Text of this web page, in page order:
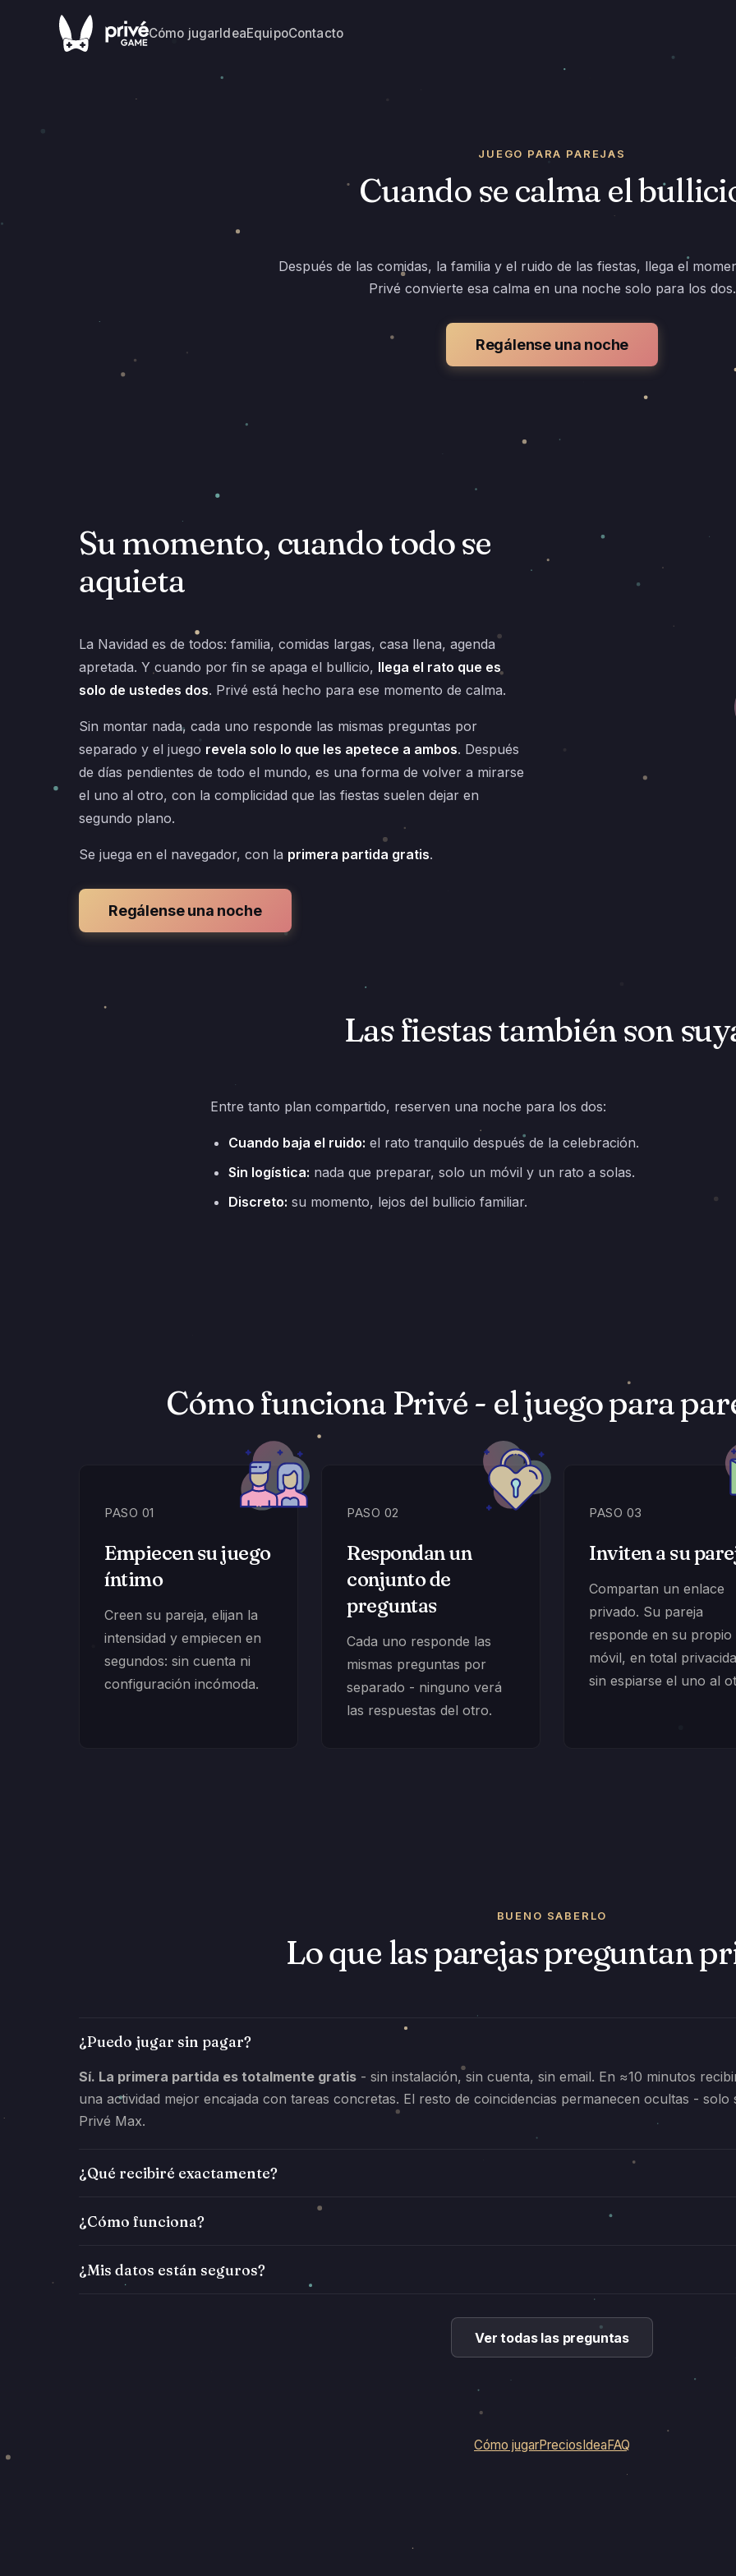
Cómo jugarIdeaEquipoContacto
JUEGO PARA PAREJAS
Cuando se calma el
Después de las comidas, la familia y el ruido de las fiestas, llega el
Privé convierte esa calma en una noche solo para los dos.
Regálense una noche
Su momento, cuando todo se
aquieta
La Navidad es de todos: familia, comidas largas, casa llena, agenda
apretada. Y cuando por fin se apaga el bullicio, llega el rato que es
solo de ustedes dos. Privé está hecho para ese momento de calma.
Sin montar nada, cada uno responde las mismas preguntas por
separado y el juego revela solo lo que les apetece a ambos. Después
de días pendientes de todo el mundo, es una forma de volver a mirarse
el uno al otro, con la complicidad que las fiestas suelen dejar en
segundo plano.
Se juega en el navegador, con la primera partida gratis.
Regálense una noche
Las fiestas también son
Entre tanto plan compartido, reserven una noche para los dos:
Cuando baja el ruido: el rato tranquilo después de la celebración.
Sin logística: nada que preparar, solo un móvil y un rato a solas.
Discreto: su momento, lejos del bullicio familiar.
Cómo funciona Privé - el juego para
PASO 01
Empiecen su juego
íntimo
Creen su pareja, elijan la
intensidad y empiecen en
segundos: sin cuenta ni
configuración incómoda.
PASO 02
Respondan un
conjunto de
preguntas
Cada uno responde las
mismas preguntas por
separado - ninguno verá
las respuestas del otro.
PASO 03
Inviten a su
Compartan un enlace
privado. Su pareja
responde en su propio
móvil, en total
sin espiarse el uno al
BUENO SABERLO
Lo que las parejas preguntan
¿Puedo jugar sin pagar?
Sí. La primera partida es totalmente gratis - sin instalación, sin cuenta, sin email. En ≈10 minutos
una actividad mejor encajada con tareas concretas. El resto de coincidencias permanecen ocultas -
Privé Max.
¿Qué recibiré exactamente?
¿Cómo funciona?
¿Mis datos están seguros?
Ver todas las preguntas
Cómo jugarPreciosIdeaFAQ